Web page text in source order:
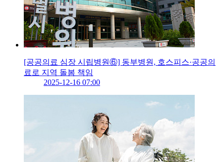
[공공의료 심장 시립병원⑥] 동부병원, 호스피스·공공의
료로 지역 돌봄 책임
2025-12-16 07:00